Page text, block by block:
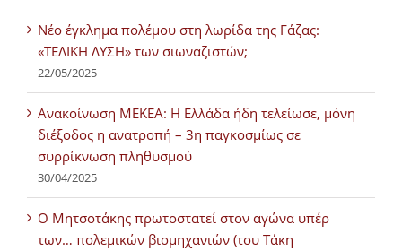
Νέο έγκλημα πολέμου στη λωρίδα της Γάζας:
«ΤΕΛΙΚΗ ΛΥΣΗ» των σιωναζιστών;
22/05/2025
Ανακοίνωση ΜΕΚΕΑ: Η Ελλάδα ήδη τελείωσε, μόνη
διέξοδος η ανατροπή – 3η παγκοσμίως σε
συρρίκνωση πληθυσμού
30/04/2025
Ο Μητσοτάκης πρωτοστατεί στον αγώνα υπέρ
των… πολεμικών βιομηχανιών (του Τάκη